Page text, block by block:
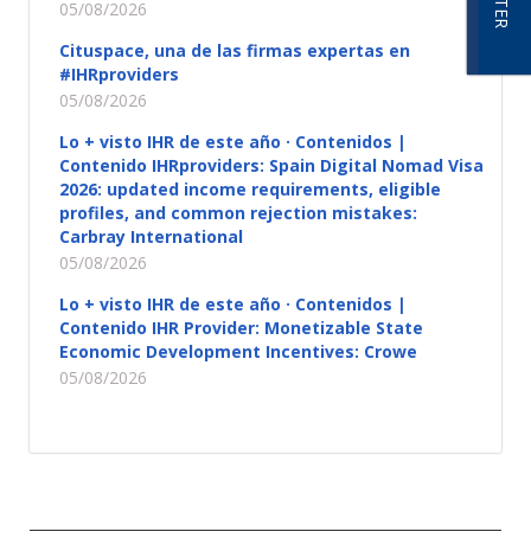
05/08/2026
Cituspace, una de las firmas expertas en
#IHRproviders
05/08/2026
Lo + visto IHR de este año · Contenidos |
Contenido IHRproviders: Spain Digital Nomad Visa
2026: updated income requirements, eligible
profiles, and common rejection mistakes:
Carbray International
05/08/2026
Lo + visto IHR de este año · Contenidos |
Contenido IHR Provider: Monetizable State
Economic Development Incentives: Crowe
05/08/2026